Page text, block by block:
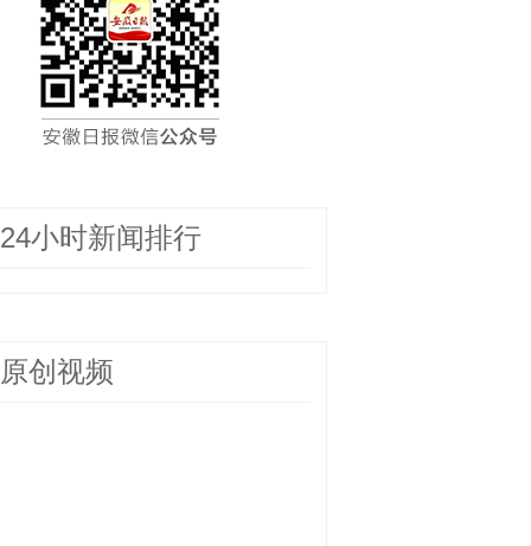
24小时新闻排行
原创视频